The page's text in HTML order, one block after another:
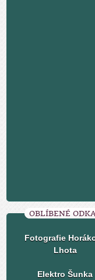
OBLÍBENÉ
Fotografie
Lhota
Elektro Šunka